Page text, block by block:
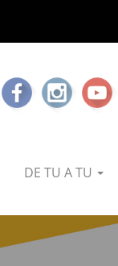
DE TU A TU